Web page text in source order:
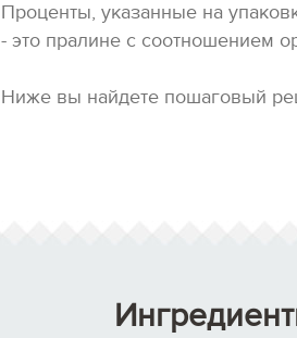
Проценты, указанные на
- это пралине с соотношением
Ниже вы найдете пошаговый